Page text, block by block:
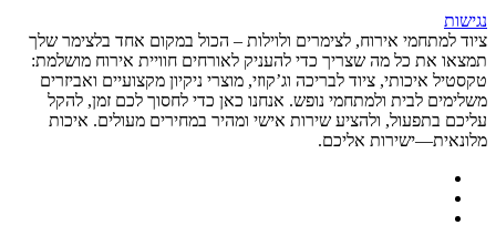
נגישות
ציוד למתחמי אירוח, לצימרים ולוילות – הכול במקום אחד בלצימר שלך
תמצאו את כל מה שצריך כדי להעניק לאורחים חוויית אירוח מושלמת:
טקסטיל איכותי, ציוד לבריכה וג’קוזי, מוצרי ניקיון מקצועיים ואביזרים
משלימים לבית ולמתחמי נופש. אנחנו כאן כדי לחסוך לכם זמן, להקל
עליכם בתפעול, ולהציע שירות אישי ומהיר במחירים מעולים. איכות
מלונאית—ישירות אליכם.